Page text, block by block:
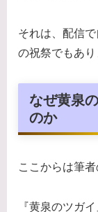
それは、配信
の祝祭でもあり
なぜ黄泉
のか
ここからは筆者
『黄泉のツガ